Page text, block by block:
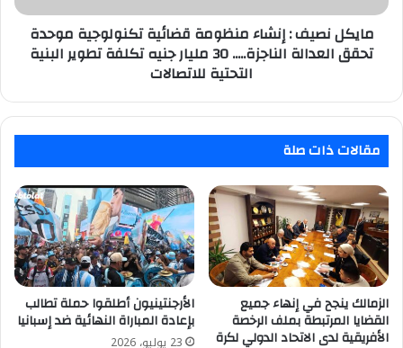
تحقق
العدالة
الناجزة.....
جنيه
تطوير
البنية
التحتية
للاتصالات
مايكل نصيف : إنشاء منظومة قضائية تكنولوجية موحدة
تحقق العدالة الناجزة..... 30 مليار جنيه تكلفة تطوير البنية
التحتية للاتصالات
مقالات ذات صلة
الزمالك ينجح في إنهاء جميع
القضايا المرتبطة بملف الرخصة
الأفريقية لدى الاتحاد الدولي لكرة
الأرجنتينيون أطلقوا حملة تطالب
بإعادة المباراة النهائية ضد إسبانيا
23 يوليو، 2026